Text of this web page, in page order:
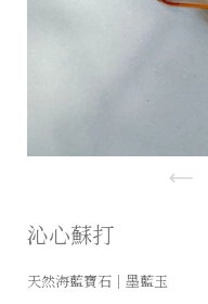
沁心蘇打
天然海藍寶石 ｜ 墨藍玉